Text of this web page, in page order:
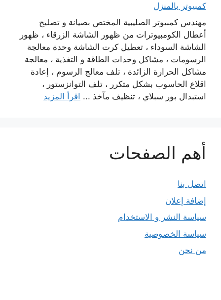
كمبيوتر بالمنزل
مهندس كمبيوتر الصليبية المختص بصيانة و تصليح
أعطال الكومبيوترات من ظهور الشاشة الزرقاء ، ظهور
الشاشة السوداء ، تعطيل كرت الشاشة وحدة معالجة
الرسومات ، مشاكل وحدات الطاقة و التغذية ، معالجة
مشاكل الحرارة الزائدة ، تلف معالج الرسوم ، إعادة
اقلاع الحاسوب بشكل متكرر ، تلف التوانزستور ،
استبدال بور سبلاي ، تنظيف مآخذ ... اقرأ المزيد
أهم الصفحات
اتصل بنا
إضافة إعلان
سياسة النشر و الاستخدام
سياسة الخصوصية
من نحن